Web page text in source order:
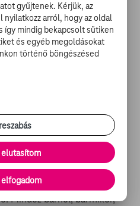
POTTER A TV
I. rész
utál a Harry Potter-
a Harry Potter sztárja
portál, ahol filmeket,
nézhet, friss hírekkel és
Mindez bárhol, bármikor,
gyűjtenek. Kérjük, az
arról, hogy az oldal
így mindig bekapcsolt sütiken
és egyéb megoldásokat
történő böngészésed